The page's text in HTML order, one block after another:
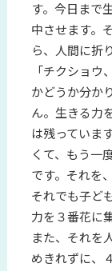
す。今日まで
中させます。
ら、人間に折
「チクショウ
かどうか分か
ん。生きる力
は残っていま
くて、もう一
です。それを
それでも子ど
力を３番花に
また、それを
めきれずに、